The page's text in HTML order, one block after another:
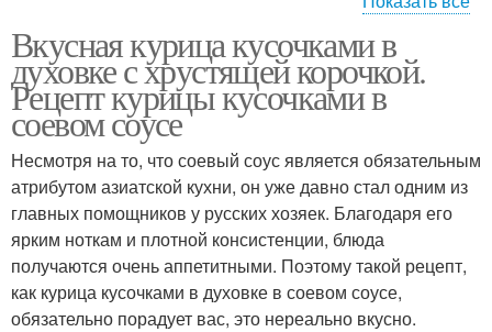
Корочка на сковороде Корочка с майонезом
Соус в духовке Помидоры в духовке
Корочка на соли Корочка в рукаве
Вкусная курица кусочками в
духовке с хрустящей корочкой.
Рецепт курицы кусочками в
соевом соусе
Несмотря на то, что соевый соус является обязательным
атрибутом азиатской кухни, он уже давно стал одним из
главных помощников у русских хозяек. Благодаря его
ярким ноткам и плотной консистенции, блюда
получаются очень аппетитными. Поэтому такой рецепт,
как курица кусочками в духовке в соевом соусе,
обязательно порадует вас, это нереально вкусно.